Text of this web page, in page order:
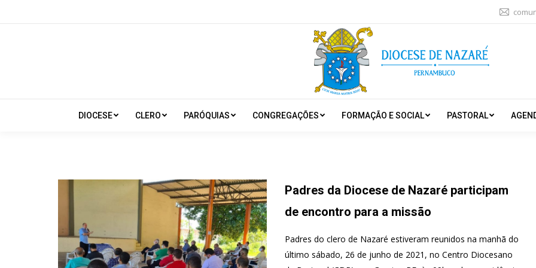
DIOCESE CLERO PARÓQUIAS CONGREGAÇÕES FORMAÇÃO E SOCIAL PASTORAL
Padres da Diocese de Nazaré participam
de encontro para a missão
Padres do clero de Nazaré estiveram reunidos na manhã do
último sábado, 26 de junho de 2021, no Centro Diocesano